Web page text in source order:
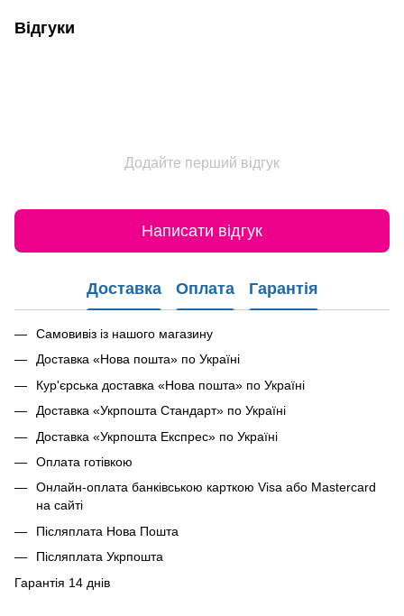
Відгуки
Додайте перший відгук
Написати відгук
Доставка Оплата Гарантія
Самовивіз із нашого магазину
Доставка «Нова пошта» по Україні
Кур'єрська доставка «Нова пошта» по Україні
Доставка «Укрпошта Стандарт» по Україні
Доставка «Укрпошта Експрес» по Україні
Оплата готівкою
Онлайн-оплата банківською карткою Visa або Mastercard
на сайті
Післяплата Нова Пошта
Післяплата Укрпошта
Гарантія 14 днів